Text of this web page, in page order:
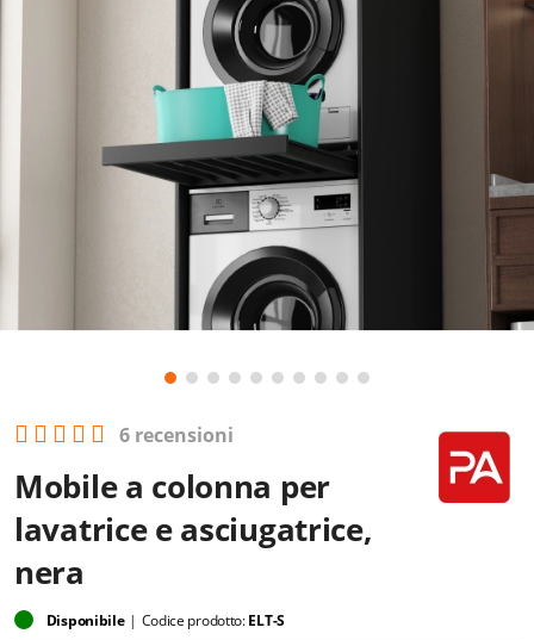
6 recensioni
Mobile a colonna per
lavatrice e asciugatrice,
nera
Disponibile | Codice prodotto:ELT-S